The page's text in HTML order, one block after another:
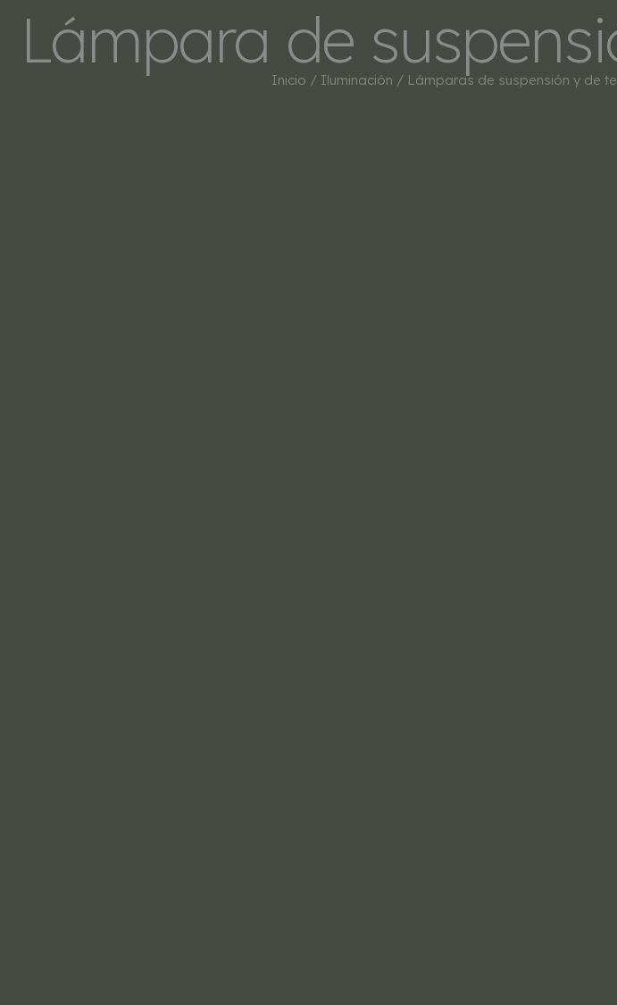
TIENDA
Lámpara de
Inicio / Iluminación / Lámparas de suspensión y de